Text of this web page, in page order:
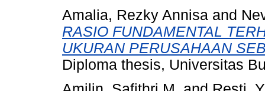
Amalia, Rezky Annisa and
RASIO FUNDAMENTAL
UKURAN PERUSAHAAN
Diploma thesis, Universitas